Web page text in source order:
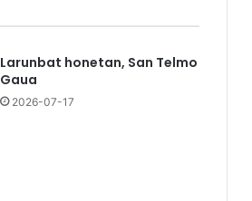
Larunbat honetan, San Telmo
Gaua
2026-07-17